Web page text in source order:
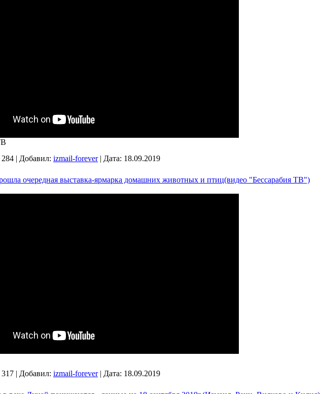
284 | Добавил: izmail-forever | Дата: 18.09.2019
очередная выставка-ярмарка домашних животных и птиц(видео "Бессарабия ТВ")
317 | Добавил: izmail-forever | Дата: 18.09.2019